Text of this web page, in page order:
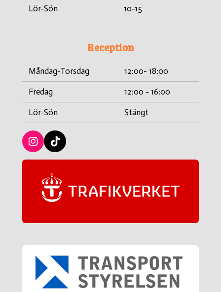
Lör-Sön 10-15
Reception
Måndag-Torsdag 12:00- 18:00
Fredag 12:00 - 16:00
Lör-Sön Stängt
I
n
m
T
i
k
t
a
c